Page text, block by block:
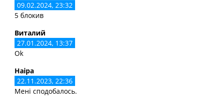
09.02.2024, 23:32
5 блокив
Виталий
27.01.2024, 13:37
Ok
Наіра
22.11.2023, 22:36
Мені сподобалось.